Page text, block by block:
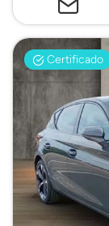
Certificado